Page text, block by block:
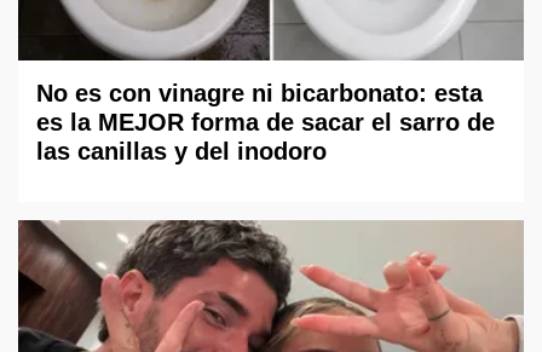
No es con vinagre ni bicarbonato: esta
es la MEJOR forma de sacar el sarro de
las canillas y del inodoro